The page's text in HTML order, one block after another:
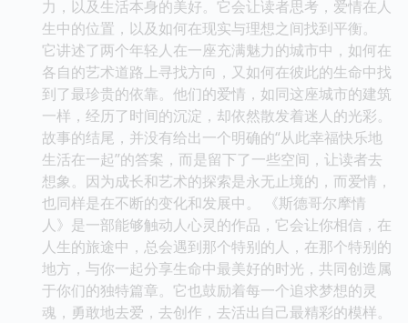
力，以及生活本身的美好。它会让读者思考，爱情在人
生中的位置，以及如何在现实与理想之间找到平衡。
它讲述了两个年轻人在一座充满魅力的城市中，如何在
各自的艺术道路上寻找方向，又如何在彼此的生命中找
到了最珍贵的依靠。他们的爱情，如同这座城市的建筑
一样，经历了时间的沉淀，却依然散发着迷人的光彩。
故事的结尾，并没有给出一个明确的“从此幸福快乐地
生活在一起”的答案，而是留下了一些空间，让读者去
想象。因为成长和艺术的探索是永无止境的，而爱情，
也同样是在不断的变化和发展中。 《斯德哥尔摩情
人》是一部能够触动人心灵的作品，它会让你相信，在
人生的旅途中，总会遇到那个特别的人，在那个特别的
地方，与你一起分享生命中最美好的时光，共同创造属
于你们的独特篇章。它也鼓励着每一个追求梦想的灵
魂，勇敢地去爱，去创作，去活出自己最精彩的模样。